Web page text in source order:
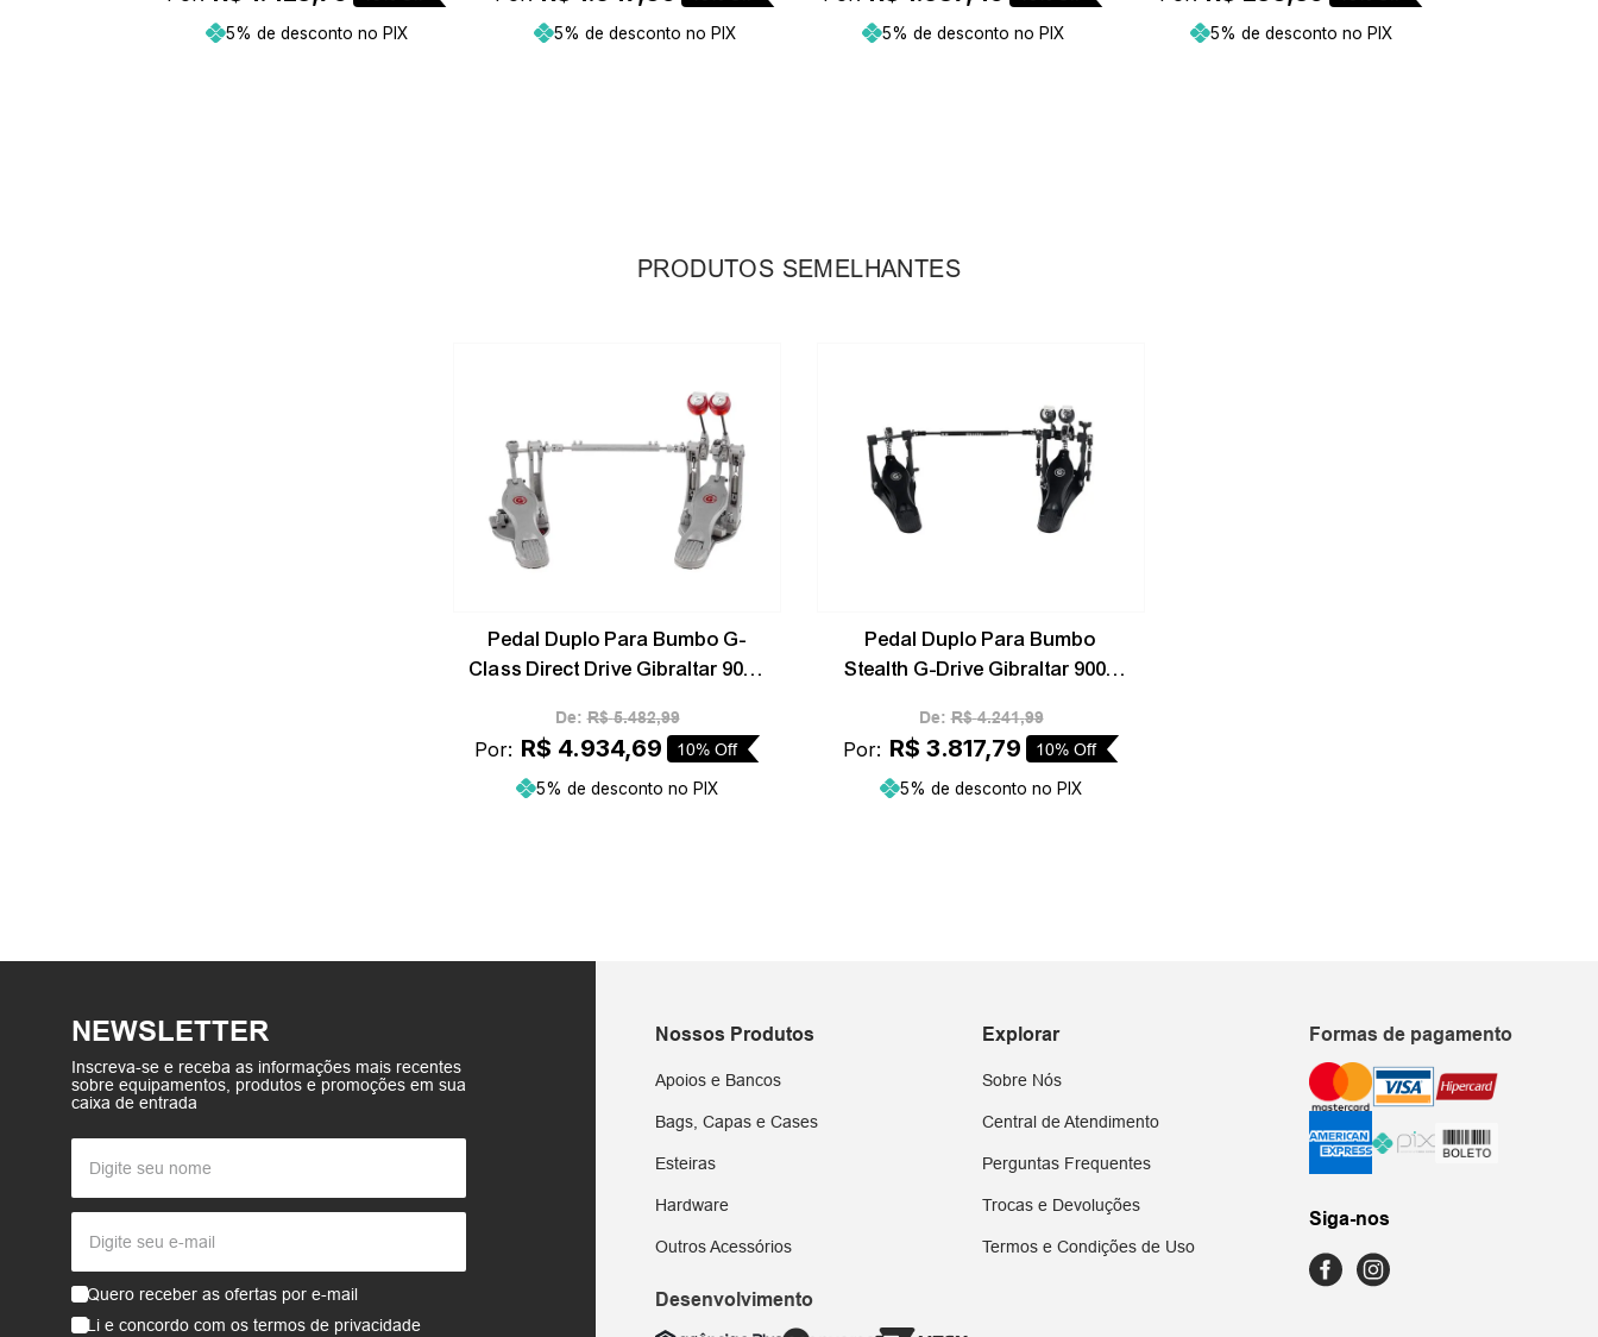
5% de desconto no PIX 5% de desconto no PIX 5% de desconto no PIX 5% de desconto no PIX
PRODUTOS SEMELHANTES
Pedal Duplo Para Bumbo G-
Class Direct Drive Gibraltar 9000
De: R$ 5.482,99
Por: R$ 4.934,69 10%Off
5% de desconto no PIX
Pedal Duplo Para Bumbo
Stealth G-Drive Gibraltar 9000
De: R$ 4.241,99
Por: R$ 3.817,79 10%Off
5% de desconto no PIX
NEWSLETTER
Inscreva-se e receba as informações mais recentes
sobre equipamentos, produtos e promoções em sua
caixa de entrada
Quero receber as ofertas por e-mail
Li e concordo com os termos de privacidade
Nossos Produtos
Apoios e Bancos
Bags, Capas e Cases
Esteiras
Hardware
Outros Acessórios
Explorar
Sobre Nós
Central de Atendimento
Perguntas Frequentes
Trocas e Devoluções
Termos e Condições de Uso
Formas de pagamento
Siga-nos
Desenvolvimento